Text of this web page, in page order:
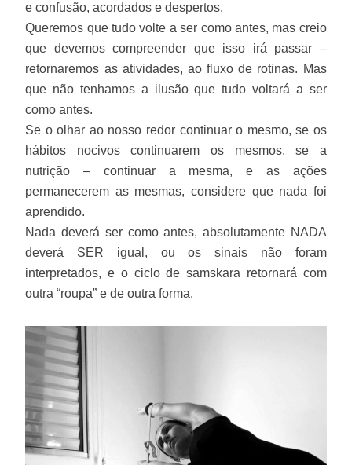
e confusão, acordados e despertos.
Queremos que tudo volte a ser como antes, mas creio
que devemos compreender que isso irá passar –
retornaremos as atividades, ao fluxo de rotinas. Mas
que não tenhamos a ilusão que tudo voltará a ser
como antes.
Se o olhar ao nosso redor continuar o mesmo, se os
hábitos nocivos continuarem os mesmos, se a
nutrição – continuar a mesma, e as ações
permanecerem as mesmas, considere que nada foi
aprendido.
Nada deverá ser como antes, absolutamente NADA
deverá SER igual, ou os sinais não foram
interpretados, e o ciclo de samskara retornará com
outra “roupa” e de outra forma.